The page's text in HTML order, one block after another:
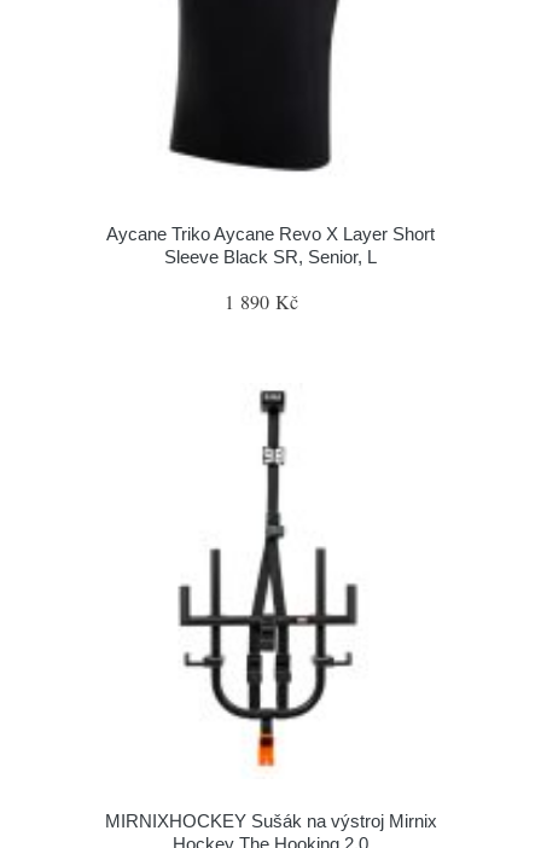
Aycane Triko Aycane Revo X Layer Short
Sleeve Black SR, Senior, L
1 890 Kč
MIRNIXHOCKEY Sušák na výstroj Mirnix
Hockey The Hooking 2.0